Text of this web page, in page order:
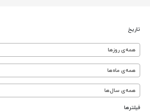
تاریخ
همه‌ی روزها
همه‌ی ماه‌ها
همه‌ی سال‌ها
فیلترها